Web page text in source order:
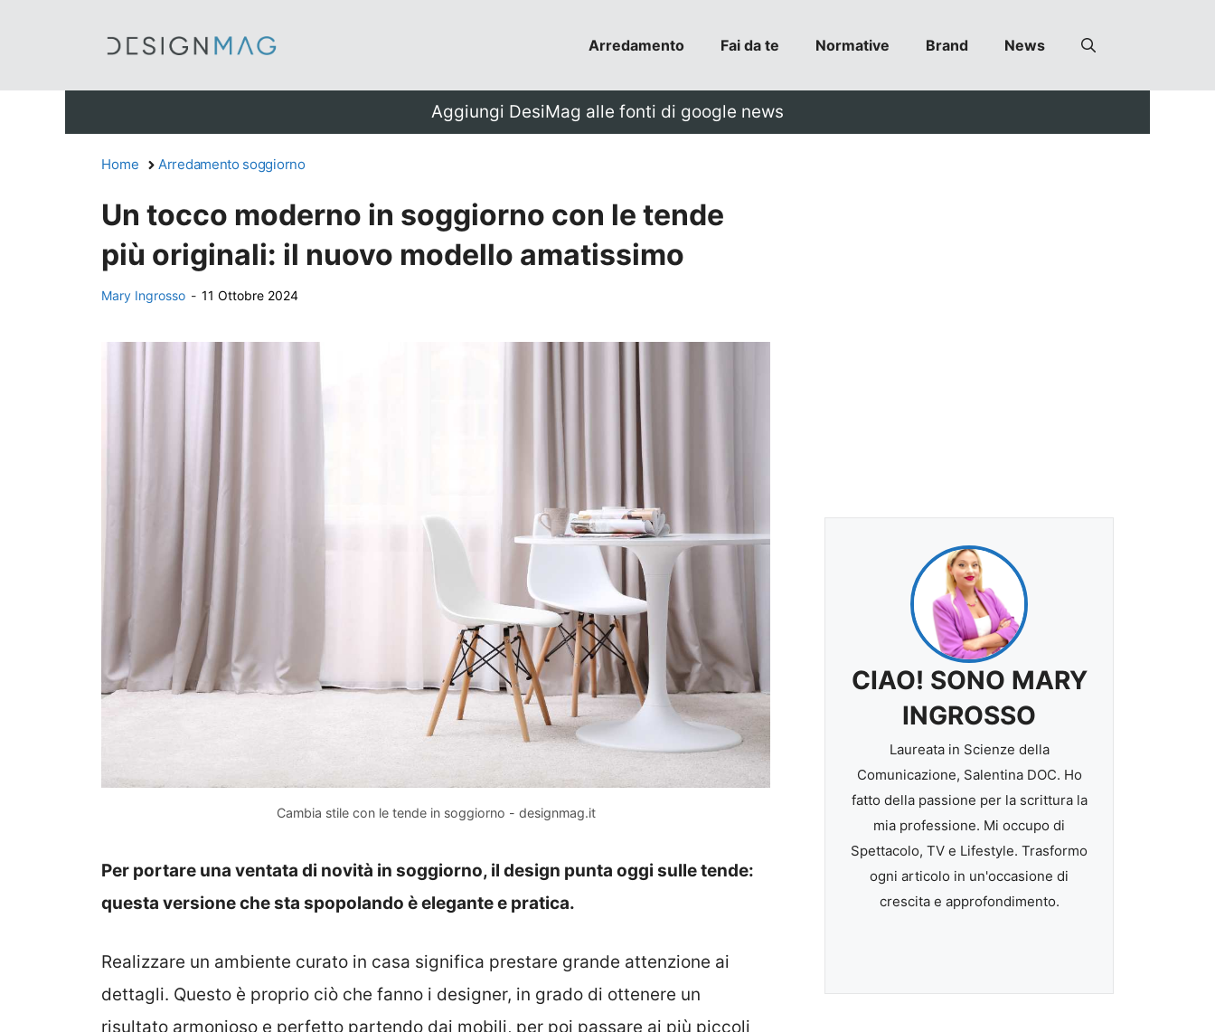
Arredamento Fai da te Normative Brand News
Aggiungi DesiMag alle fonti di google news
Home Arredamento soggiorno
Un tocco moderno in soggiorno con le tende
più originali: il nuovo modello amatissimo
Mary Ingrosso - 11 Ottobre 2024
Cambia stile con le tende in soggiorno - designmag.it
Per portare una ventata di novità in soggiorno, il design punta oggi sulle tende:
questa versione che sta spopolando è elegante e pratica.
Realizzare un ambiente curato in casa significa prestare grande attenzione ai
dettagli. Questo è proprio ciò che fanno i designer, in grado di ottenere un
risultato armonioso e perfetto partendo dai mobili, per poi passare ai più piccoli
CIAO! SONO MARY
INGROSSO
Laureata in Scienze della
Comunicazione, Salentina DOC. Ho
fatto della passione per la scrittura la
mia professione. Mi occupo di
Spettacolo, TV e Lifestyle. Trasformo
ogni articolo in un'occasione di
crescita e approfondimento.